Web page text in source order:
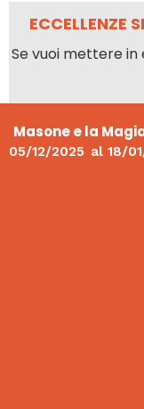
ECCELLENZE
Se vuoi mettere in
Masone e la
05/12/2025 al 18/